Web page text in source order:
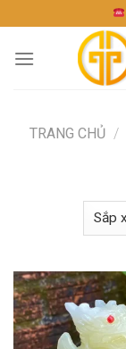
to
content
TRANG CHỦ /